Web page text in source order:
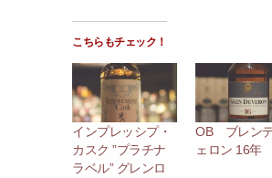
こちらもチェック！
インプレッシプ・
カスク ”プラチナ
ラベル” グレンロ
OB ブレン
ェロン 16年